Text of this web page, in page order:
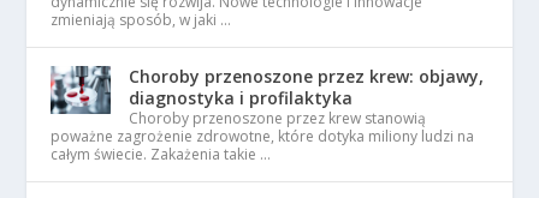
zmieniają sposób, w jaki …
Choroby przenoszone przez krew: objawy,
diagnostyka i profilaktyka
Choroby przenoszone przez krew stanowią
poważne zagrożenie zdrowotne, które dotyka miliony ludzi na
całym świecie. Zakażenia takie …